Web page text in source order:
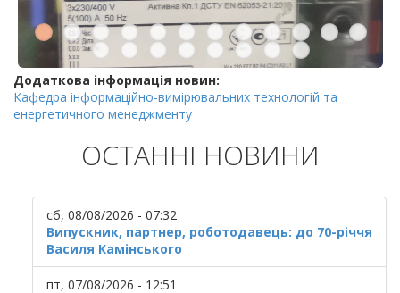
Додаткова інформація новин:
Кафедра інформаційно-вимірювальних технологій та
енергетичного менеджменту
ОСТАННІ НОВИНИ
сб, 08/08/2026 - 07:32
Випускник, партнер, роботодавець: до 70-річчя
Василя Камінського
пт, 07/08/2026 - 12:51